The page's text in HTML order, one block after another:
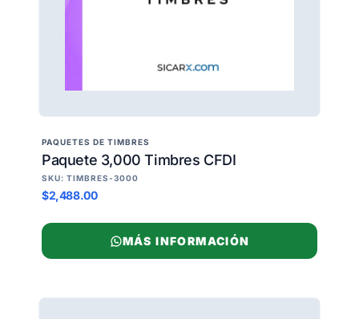
PAQUETES DE TIMBRES
Paquete 3,000 Timbres CFDI
SKU: TIMBRES-3000
$2,488.00
MÁS INFORMACIÓN